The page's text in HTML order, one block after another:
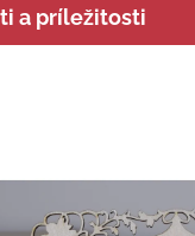
a príležitosti